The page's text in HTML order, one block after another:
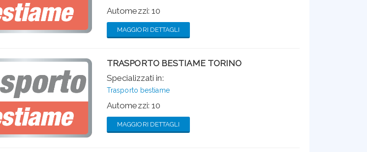
Automezzi: 10
MAGGIORI DETTAGLI
TRASPORTO BESTIAME TORINO
Specializzati in:
Trasporto bestiame
Automezzi: 10
MAGGIORI DETTAGLI